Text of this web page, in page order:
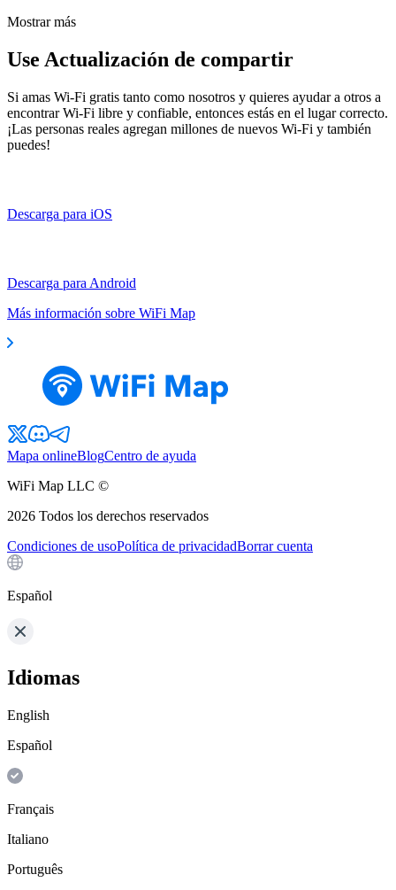
Mostrar más
Use Actualización de compartir
Si amas Wi-Fi gratis tanto como nosotros y quieres ayudar a otros a
encontrar Wi-Fi libre y confiable, entonces estás en el lugar correcto.
¡Las personas reales agregan millones de nuevos Wi-Fi y también
puedes!
Descarga para iOS
Descarga para Android
Más información sobre WiFi Map
Mapa onlineBlogCentro de ayuda
WiFi Map LLC ©
2026 Todos los derechos reservados
Condiciones de usoPolítica de privacidadBorrar cuenta
Español
Idiomas
English
Español
Français
Italiano
Português